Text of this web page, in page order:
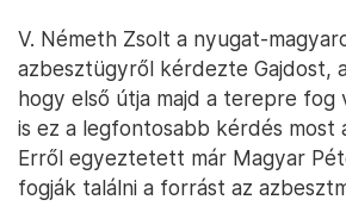
V. Németh Zsolt a nyugat-
azbesztügyről kérdezte Gajdost,
hogy első útja majd a terepre fog
is ez a legfontosabb kérdés most
Erről egyeztetett már Magyar
fogják találni a forrást az